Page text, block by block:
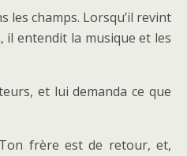
les champs. Lorsqu’il revint
il entendit la musique et les
et lui demanda ce que
frère est de retour, et,